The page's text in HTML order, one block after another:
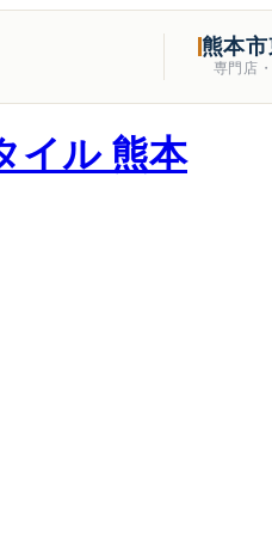
熊本
専門店